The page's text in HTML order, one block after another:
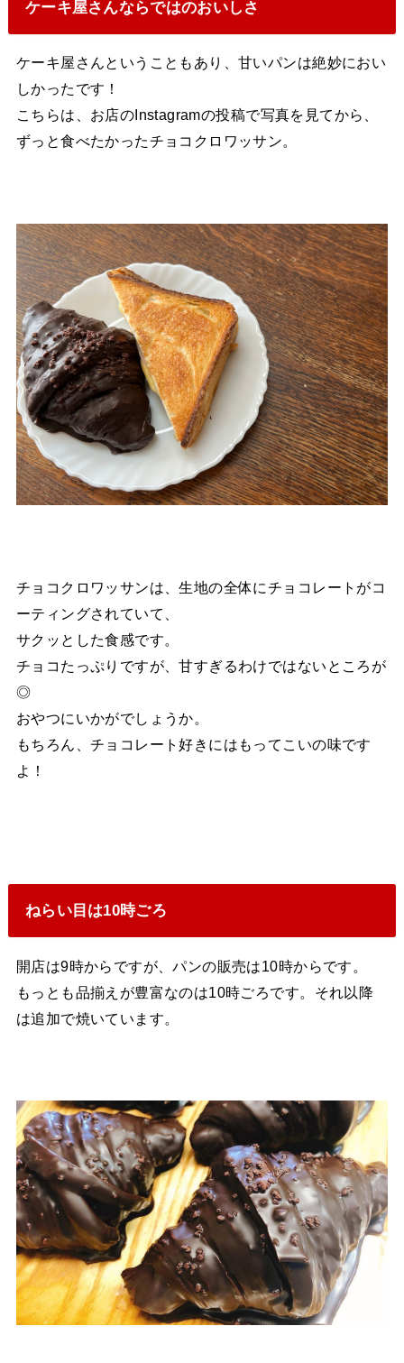
ケーキ屋さんならではのおいしさ
ケーキ屋さんということもあり、甘いパンは絶妙におい
しかったです！
こちらは、お店のInstagramの投稿で写真を見てから、
ずっと食べたかったチョコクロワッサン。
チョコクロワッサンは、生地の全体にチョコレートがコ
ーティングされていて、
サクッとした食感です。
チョコたっぷりですが、甘すぎるわけではないところが
◎
おやつにいかがでしょうか。
もちろん、チョコレート好きにはもってこいの味です
よ！
ねらい目は10時ごろ
開店は9時からですが、パンの販売は10時からです。
もっとも品揃えが豊富なのは10時ごろです。それ以降
は追加で焼いています。